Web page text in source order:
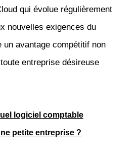
qui évolue régulièrement
nouvelles exigences du
un avantage compétitif non
entreprise désireuse
logiciel comptable
petite entreprise ?